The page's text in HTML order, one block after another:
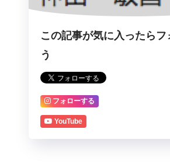
この記事が気に入ったらフ
う
フォローする
YouTube